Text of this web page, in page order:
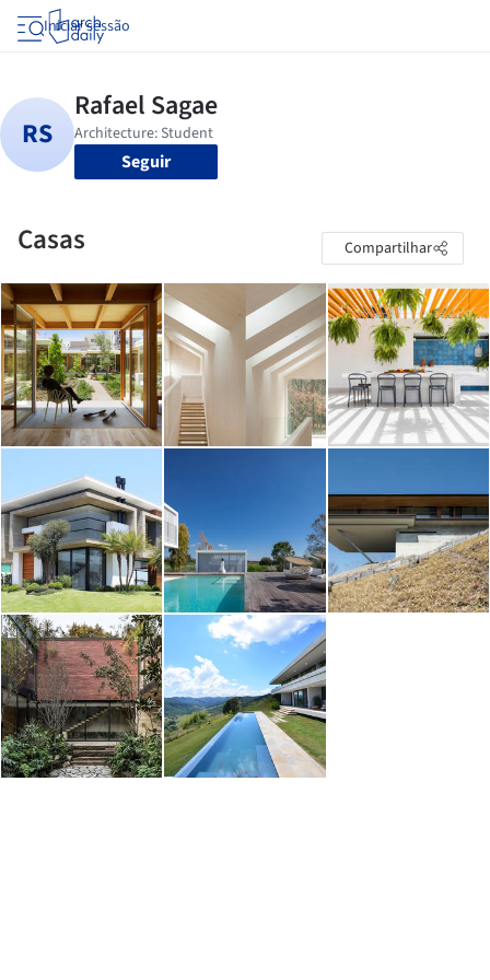
Iniciar sessão
Seguir
Casas Compartilhar